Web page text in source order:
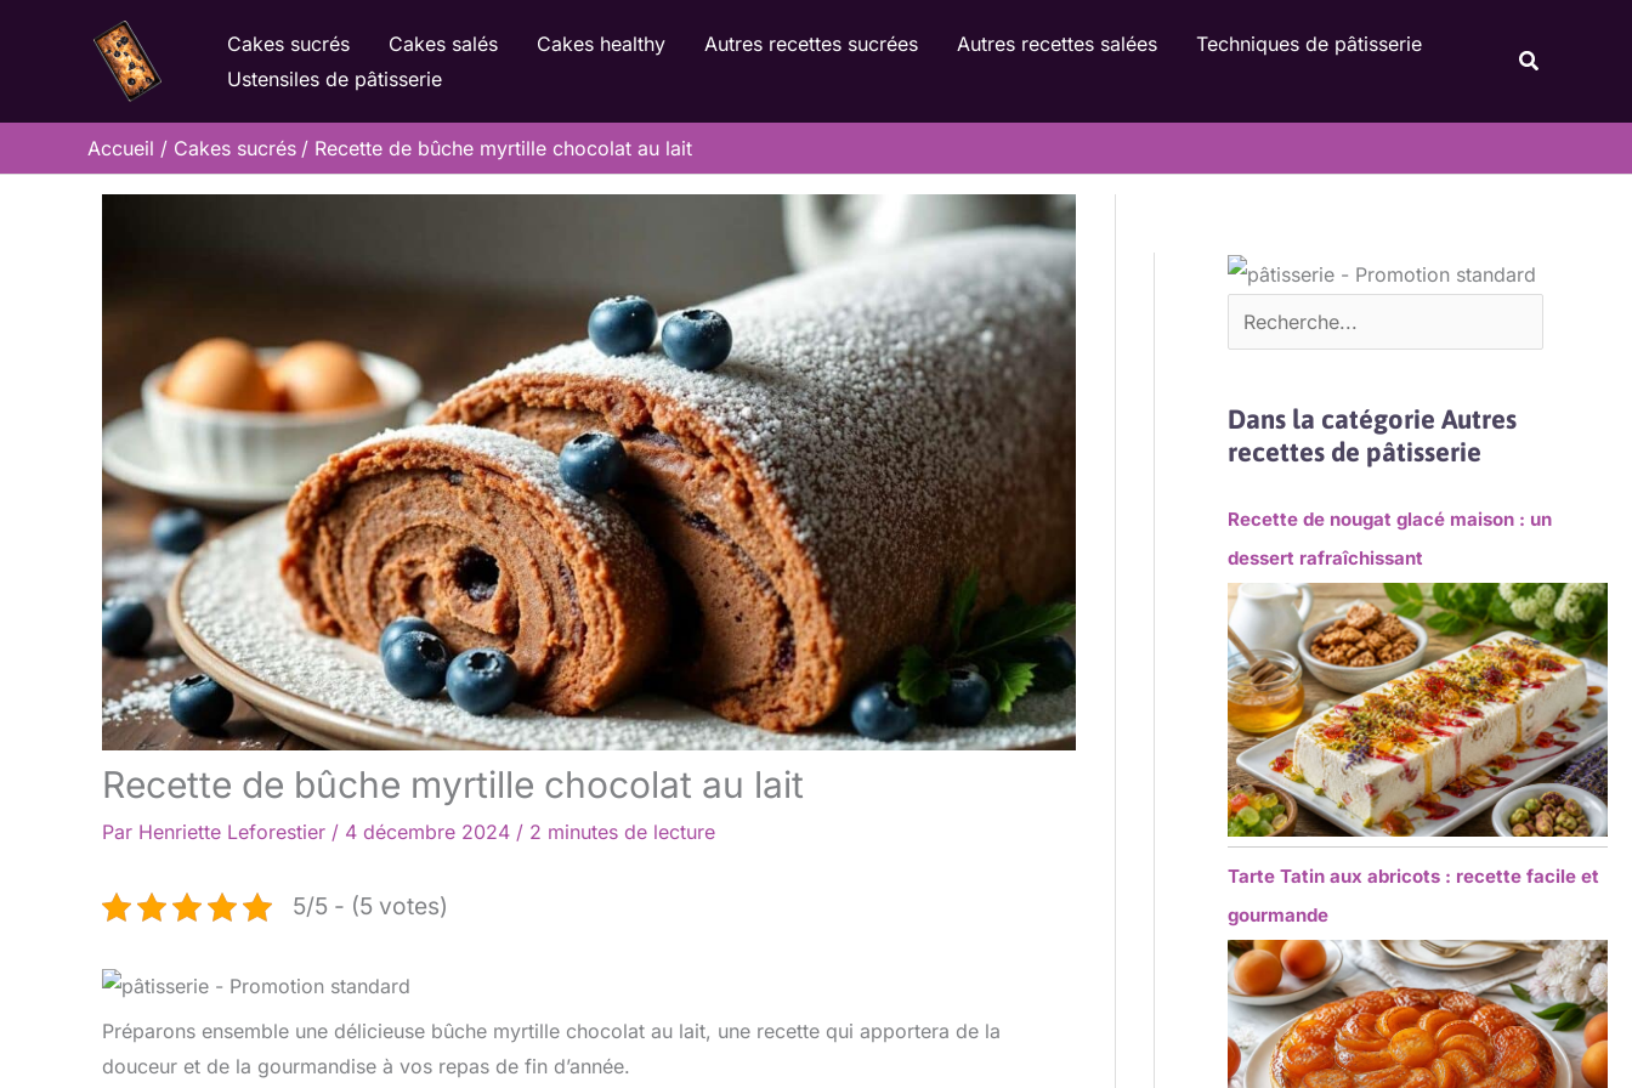
Cakes sucrés Cakes salés Cakes healthy Autres recettes sucrées Autres recettes salées
Techniques de pâtisserie
Ustensiles de pâtisserie
Accueil Cakes sucrés Recette de bûche myrtille chocolat au lait
Recette de bûche myrtille chocolat au lait
Par Henriette Leforestier / 4 décembre 2024 / 2 minutes de lecture
5/5 - (5 votes)
Préparons ensemble une délicieuse bûche myrtille chocolat au lait, une recette qui apportera de la
douceur et de la gourmandise à vos repas de fin d’année.
Dans la catégorie Autres
recettes de pâtisserie
Recette de nougat glacé maison : un
dessert rafraîchissant
Tarte Tatin aux abricots : recette facile et
gourmande